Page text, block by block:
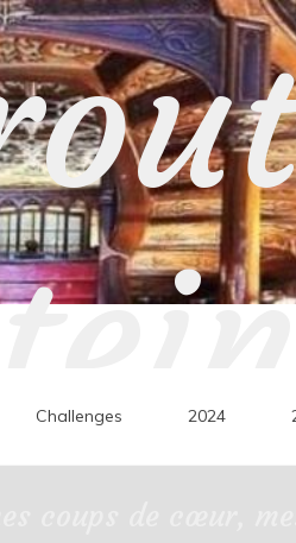
Challenges 2024